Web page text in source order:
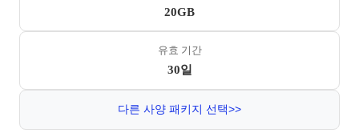
20GB
유효 기간
30일
다른 사양 패키지 선택>>